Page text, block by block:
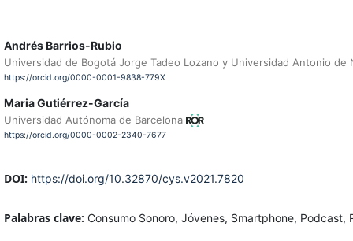
Andrés Barrios-Rubio
Universidad de Bogotá Jorge Tadeo Lozano y Universidad Antonio de
https://orcid.org/0000-0001-9838-779X
Maria Gutiérrez-García
Universidad Autónoma de Barcelona
https://orcid.org/0000-0002-2340-7677
DOI: https://doi.org/10.32870/cys.v2021.7820
Palabras clave: Consumo Sonoro, Jóvenes, Smartphone, Podcast,